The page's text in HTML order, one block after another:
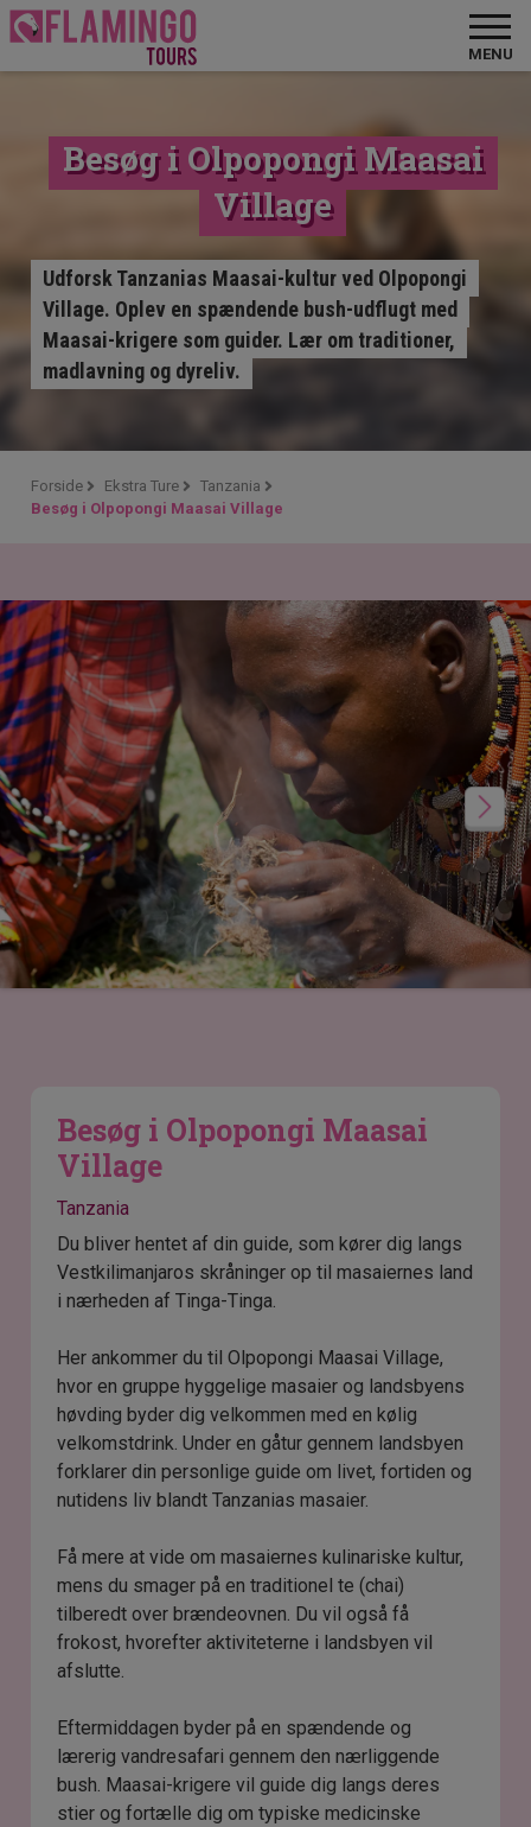
MENU
Besøg i Olpopongi Maasai
Village
Udforsk Tanzanias Maasai-kultur ved Olpopongi
Village. Oplev en spændende bush-udflugt med
Maasai-krigere som guider. Lær om traditioner,
madlavning og dyreliv.
Forside Ekstra Ture
Tanzania
Besøg i Olpopongi Maasai Village
Besøg i Olpopongi Maasai
Village
Tanzania
Du bliver hentet af din guide, som kører dig langs
Vestkilimanjaros skråninger op til masaiernes land
i nærheden af Tinga-Tinga.
Her ankommer du til Olpopongi Maasai Village,
hvor en gruppe hyggelige masaier og landsbyens
høvding byder dig velkommen med en kølig
velkomstdrink. Under en gåtur gennem landsbyen
forklarer din personlige guide om livet, fortiden og
nutidens liv blandt Tanzanias masaier.
Få mere at vide om masaiernes kulinariske kultur,
mens du smager på en traditionel te (chai)
tilberedt over brændeovnen. Du vil også få
frokost, hvorefter aktiviteterne i landsbyen vil
afslutte.
Eftermiddagen byder på en spændende og
lærerig vandresafari gennem den nærliggende
bush. Maasai-krigere vil guide dig langs deres
stier og fortælle dig om typiske medicinske